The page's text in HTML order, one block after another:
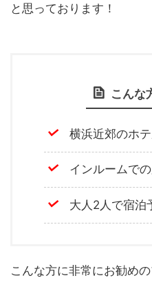
と思っております！
こんな
横浜近郊のホ
インルームで
大人2人で宿泊
こんな方に非常にお勧めの